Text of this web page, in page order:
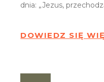
dnia: „Jezus,
DOWIEDZ SIĘ